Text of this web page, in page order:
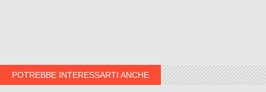
POTREBBE INTERESSARTI ANCHE